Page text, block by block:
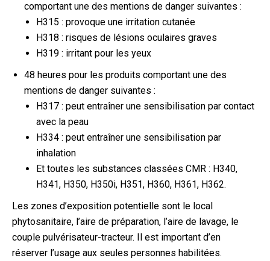
comportant une des mentions de danger suivantes :
H315 : provoque une irritation cutanée
H318 : risques de lésions oculaires graves
H319 : irritant pour les yeux
48 heures pour les produits comportant une des
mentions de danger suivantes :
H317 : peut entraîner une sensibilisation par contact
avec la peau
H334 : peut entraîner une sensibilisation par
inhalation
Et toutes les substances classées CMR : H340,
H341, H350, H350i, H351, H360, H361, H362.
Les zones d’exposition potentielle sont le local
phytosanitaire, l’aire de préparation, l’aire de lavage, le
couple pulvérisateur-tracteur. Il est important d’en
réserver l’usage aux seules personnes habilitées.